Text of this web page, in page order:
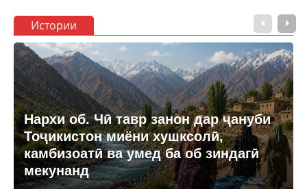
Истории
Нархи об. Чӣ тавр занон дар ҷануби
Тоҷикистон миёни хушксолӣ,
камбизоатӣ ва умед ба об зиндагӣ
мекунанд